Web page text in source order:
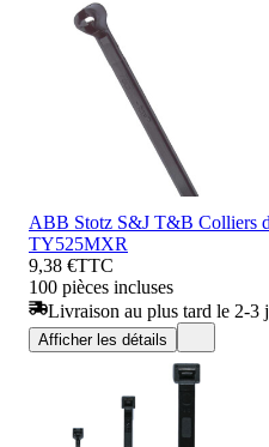
ABB Stotz S&J T&B Colliers
TY525MXR
9,38 €TTC
100 pièces incluses
Livraison au plus tard le 2-3
Afficher les détails